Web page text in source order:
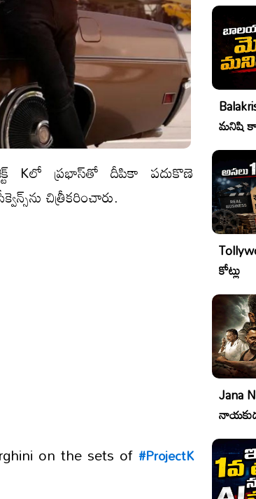
Kలో ప్రభాస్‌తో దీపికా పదుకొణె
చిత్రీకరించారు.
on the sets of#ProjectK
మనిషి
కోట్లు
Jana
రేటింగ్!